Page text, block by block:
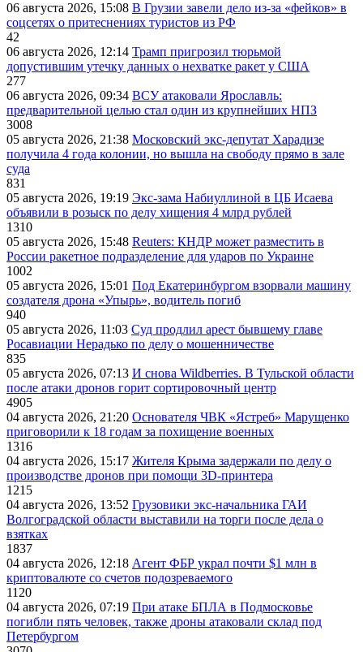
06 августа 2026, 15:08 В Грузии завели дело из-за «фейков» в
соцсетях о притеснениях туристов из РФ
42
06 августа 2026, 12:14 Трамп пригрозил тюрьмой
допустившим утечку данных о нехватке ракет у США
277
06 августа 2026, 09:34 ВСУ атаковали Ярославль:
предварительной целью стал один из крупнейших НПЗ
3008
05 августа 2026, 21:38 Московский экс-депутат Харадизе
получила 4 года колонии, но вышла на свободу прямо в зале
суда
831
05 августа 2026, 19:19 Экс-зама Набиуллиной в ЦБ Исаева
объявили в розыск по делу хищения 4 млрд рублей
1310
05 августа 2026, 15:48 Reuters: КНДР может разместить в
России ракетное подразделение для ударов по Украине
1002
05 августа 2026, 15:01 Под Екатеринбургом взорвали машину
создателя дрона «Упырь», водитель погиб
940
05 августа 2026, 11:03 Суд продлил арест бывшему главе
Росавиации Нерадько по делу о мошенничестве
835
05 августа 2026, 07:13 И снова Wildberries. В Тульской области
после атаки дронов горит сортировочный центр
4905
04 августа 2026, 21:20 Основателя ЧВК «Ястреб» Марущенко
приговорили к 18 годам за похищение военных
1316
04 августа 2026, 15:17 Жителя Крыма задержали по делу о
производстве дронов при помощи 3D‑принтера
1215
04 августа 2026, 13:52 Грузовики экс-начальника ГАИ
Волгоградской области выставили на торги после дела о
взятках
1837
04 августа 2026, 12:18 Агент ФБР украл почти $1 млн в
криптовалюте со счетов подозреваемого
1120
04 августа 2026, 07:19 При атаке БПЛА в Подмосковье
погибли пять человек, также дроны атаковали склад под
Петербургом